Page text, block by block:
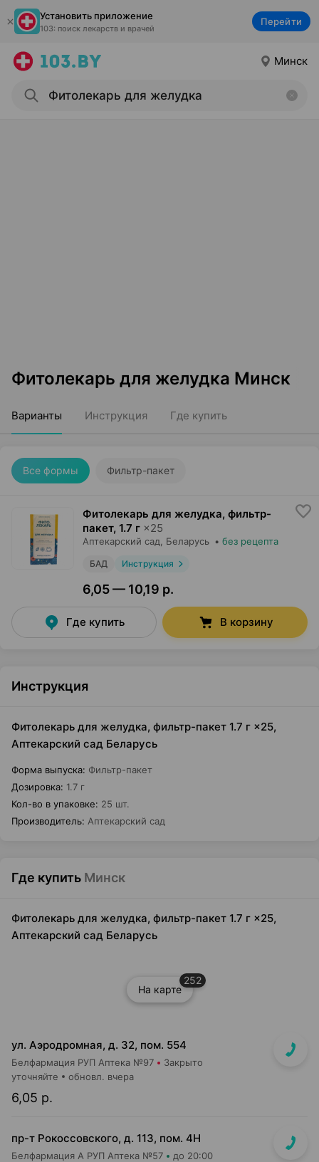
Установить приложение
103: поиск лекарств и врачей
Перейти
Минск
Фитолекарь для желудка Минск
Варианты Инструкция Где купить
Все формы Фильтр-пакет
Фитолекарь для желудка, фильтр-
пакет, 1.7 г ×25
Аптекарский сад , Беларусь • без рецепта
БАД Инструкция
6,05 — 10,19 р.
Где купить В корзину
Инструкция
Фитолекарь для желудка, фильтр-пакет 1.7 г ×25,
Аптекарский сад Беларусь
Форма выпуска: Фильтр-пакет
Дозировка: 1.7 г
Кол-во в упаковке: 25 шт.
Производитель: Аптекарский сад
Где купить Минск
Фитолекарь для желудка, фильтр-пакет 1.7 г ×25,
Аптекарский сад Беларусь
На карте
252
ул. Аэродромная, д. 32, пом. 554
Белфармация РУП Аптека №97 Закрыто
6,05 р.
уточняйте обновл. вчера
пр-т Рокоссовского, д. 113, пом. 4Н
Белфармация А РУП Аптека №57 до 20:00